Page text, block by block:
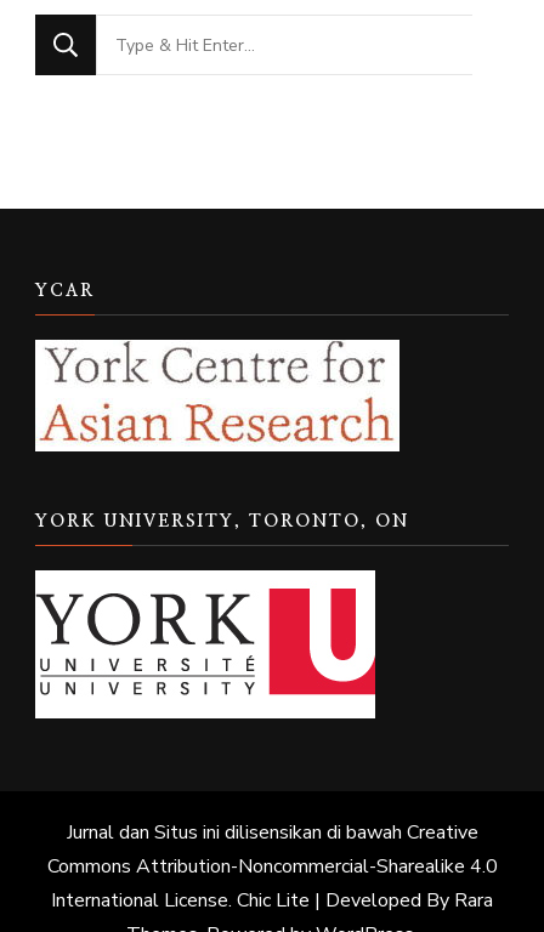
Looking
for
YCAR
YORK UNIVERSITY, TORONTO, ON
Jurnal dan Situs ini dilisensikan di bawah Creative
Commons Attribution-Noncommercial-Sharealike 4.0
International License. Chic Lite | Developed By Rara